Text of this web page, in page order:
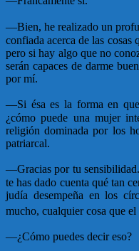
—Bien, he realizado un
confiada acerca de las cosas
pero si hay algo que no
serán capaces de darme
por mí.
—Si ésa es la forma en
¿cómo puede una mujer
religión dominada por los
patriarcal.
—Gracias por tu
te has dado cuenta qué tan
judía desempeña en los
mucho, cualquier cosa que
—¿Cómo puedes decir eso?